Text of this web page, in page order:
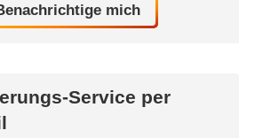
mich
Service per